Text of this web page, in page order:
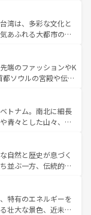
い。
えてくれるハワイの
イアンミュージッ
がハワイの魅力を彩
ルル（エアーズロッ
アンズの熱帯雨林な
ェやワイン、オージ
、サーフィンやダイ
好きにはたまらな
分に味わいつくそ
湾は、多彩な文化と
あふれる大都市の台
部など、都市の喧騒
る人に新しい発見と
い台湾の食文化も魅
ラエティ豊かな料理
は コンテンツ一覧を参
端のファッションやK
ソウルの宮殿や伝統
然美を楽しむことが
のストリートフード
る。夜には、韓国な
魅力を心ゆくまで味
着の韓国情報はコンテンツ一
トナム。南北に細長
青々とした山々、世
イの古い町並みやホ
も、独特の雰囲気を
豊かさとおいしさで
コーヒーなどは、ぜ
てもあたたかい人々
忘れられない旅にな
自然と歴史が息づく
並ぶ一方、伝統的な
ンマイなどの山岳地
ットやクラビの美し
ができる。タイ料理
特有のエネルギーを
壮大な景色、近未来